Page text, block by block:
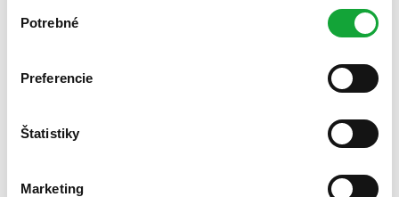
súhlasu
Potrebné
Preferencie
Štatistiky
Marketing